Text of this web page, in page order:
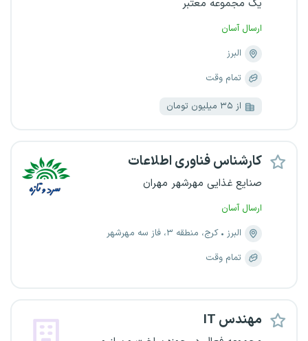
یک مجموعه معتبر
ارسال آسان
البرز
تمام وقت
از ۳۵ میلیون تومان
کارشناس فناوری اطلاعات
صنایع غذایی مهرشهر مهران
ارسال آسان
البرز
کرج، منطقه ۳، فاز سه مهرشهر
تمام وقت
مهندس IT